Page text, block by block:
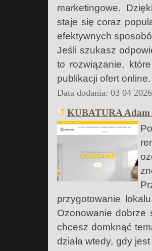
marketingowe.
staje się coraz
efektywnych
Jeśli szukasz
to rozwiązanie,
publikacji ofert online.
Data dodania: 03 04
KUBATURA Adam
przygotowanie
Ozonowanie dobrze
chcesz domknąć
działa wtedy, gdy